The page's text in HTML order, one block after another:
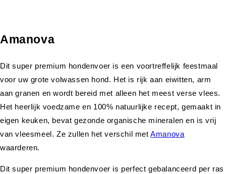
Amanova
Dit super premium hondenvoer is een voortreffelijk feestmaal
voor uw grote volwassen hond. Het is rijk aan eiwitten, arm
aan granen en wordt bereid met alleen het meest verse vlees.
Het heerlijk voedzame en 100% natuurlijke recept, gemaakt in
eigen keuken, bevat gezonde organische mineralen en is vrij
van vleesmeel. Ze zullen het verschil metAmanova
waarderen.
Dit super premium hondenvoer is perfect gebalanceerd per ras